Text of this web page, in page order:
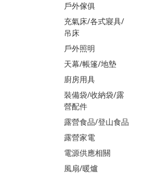
戶外傢俱
充氣床/各式寢具/
吊床
戶外照明
天幕/帳篷/地墊
廚房用具
裝備袋/收納袋/露
營配件
露營食品/登山食品
露營家電
電源供應相關
風扇/暖爐